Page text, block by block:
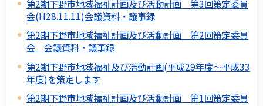
第2期下野市地域福祉計画及び活動計画 第3回策定委員
会(H28.11.11)会議資料・議事録
第2期下野市地域福祉計画及び活動計画 第2回策定委員
会 会議資料・議事録
第2期下野市地域福祉及び活動計画(平成29年度～平成33
年度)を策定します
第2期下野市地域福祉計画及び活動計画 第1回策定委員